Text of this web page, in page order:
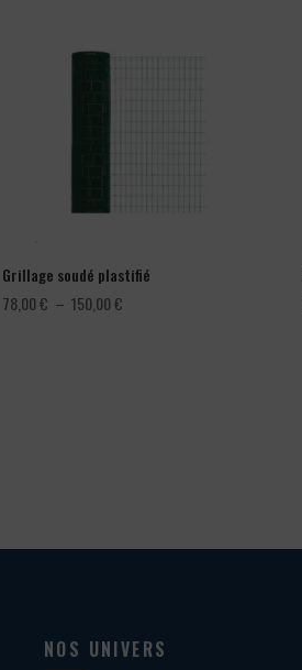
Grillage soudé plastifié
78,00€ – 150,00€Plage
NOS UNIVERS